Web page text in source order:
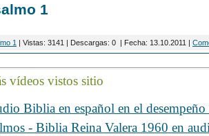
1
1 | Vistas: 3141 | Descargas: 0 | Fecha: 13.10.2011 |
vídeos vistos sitio
Biblia en español en el
- Biblia Reina Valera 1960 en